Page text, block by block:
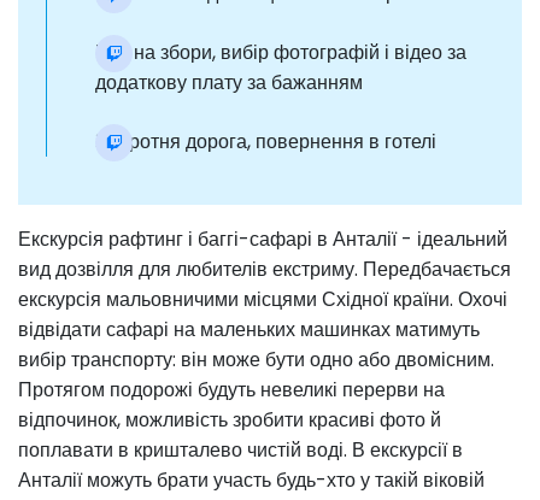
Час на збори, вибір фотографій і відео за
додаткову плату за бажанням
Зворотня дорога, повернення в готелі
Екскурсія рафтинг і баггі-сафарі в Анталії - ідеальний
вид дозвілля для любителів екстриму. Передбачається
екскурсія мальовничими місцями Східної країни. Охочі
відвідати сафарі на маленьких машинках матимуть
вибір транспорту: він може бути одно або двомісним.
Протягом подорожі будуть невеликі перерви на
відпочинок, можливість зробити красиві фото й
поплавати в кришталево чистій воді. В екскурсії в
Анталії можуть брати участь будь-хто у такій віковій